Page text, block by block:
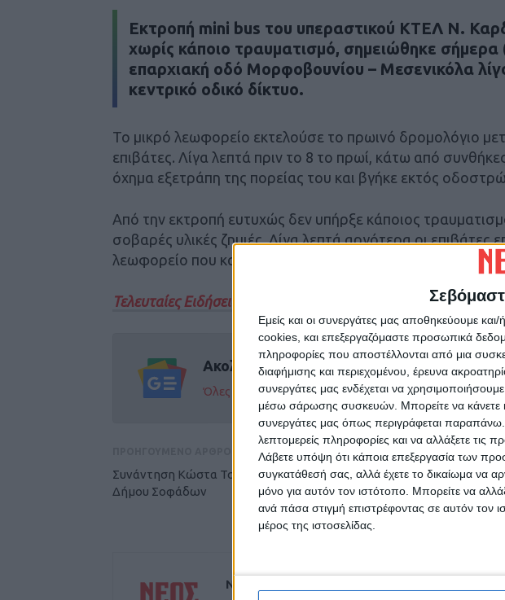
Εμείς και οι συνεργάτες μας αποθηκεύουμε
cookies, και επεξεργαζόμαστε προσωπικά
πληροφορίες που αποστέλλονται από μια
διαφήμισης και περιεχομένου, έρευνα
συνεργάτες μας ενδέχεται να
μέσω σάρωσης συσκευών. Μπορείτε να κάνετε
συνεργάτες μας όπως περιγράφεται
λεπτομερείς πληροφορίες και να αλλάξετε τις
Λάβετε υπόψη ότι κάποια επεξεργασία των
συγκατάθεσή σας, αλλά έχετε το δικαίωμα να
μόνο για αυτόν τον ιστότοπο. Μπορείτε να
ανά πάσα στιγμή επιστρέφοντας σε αυτόν τον
μέρος της ιστοσελίδας.
Εκτροπή mini bus του υπεραστικού ΚΤΕΛ Ν.
χωρίς κάποιο τραυματισμό, σημειώθηκε
επαρχιακή οδό Μορφοβουνίου – Μεσενικόλα
κεντρικό οδικό δίκτυο.
Το μικρό λεωφορείο εκτελούσε το πρωινό δρομολόγιο
επιβάτες. Λίγα λεπτά πριν το 8 το πρωί, κάτω από
όχημα εξετράπη της πορείας του και βγήκε εκτός
Από την εκτροπή ευτυχώς δεν υπήρξε κάποιος
σοβαρές υλικές ζημιές. Λίγα λεπτά αργότερα οι επιβάτες
λεωφορείο που κατέφθασε στο σημείο.
Τελευταίες Ειδήσεις Σήμερα
Ακολούθησε την εφημερίδα ΝΕΟΣ ΑΓΩΝ
Όλες οι εξελίξεις στην περιοχή της Καρδίτσας και
Συνάντηση Κώστα Τσιάρα με 50 αγρότες του
Δήμου Σοφάδων
Γιακουμάκη
ΝΕΟΣ ΑΓΩΝ